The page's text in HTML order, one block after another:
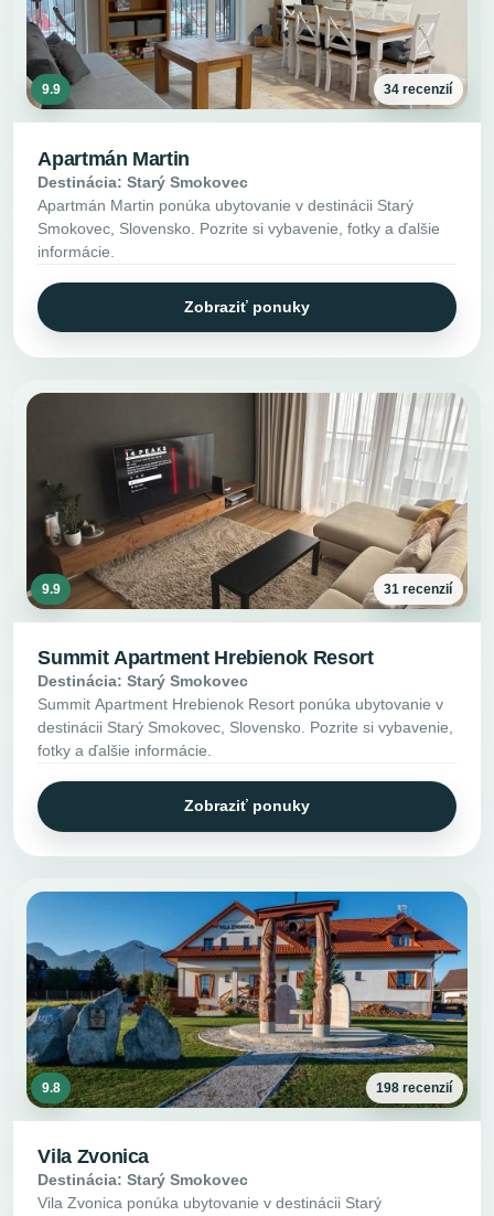
9.9 34 recenzií
Apartmán Martin
Destinácia: Starý Smokovec
Apartmán Martin ponúka ubytovanie v destinácii Starý
Smokovec, Slovensko. Pozrite si vybavenie, fotky a ďalšie
informácie.
Zobraziť ponuky
9.9 31 recenzií
Summit Apartment Hrebienok Resort
Destinácia: Starý Smokovec
Summit Apartment Hrebienok Resort ponúka ubytovanie v
destinácii Starý Smokovec, Slovensko. Pozrite si vybavenie,
fotky a ďalšie informácie.
Zobraziť ponuky
9.8 198 recenzií
Vila Zvonica
Destinácia: Starý Smokovec
Vila Zvonica ponúka ubytovanie v destinácii Starý